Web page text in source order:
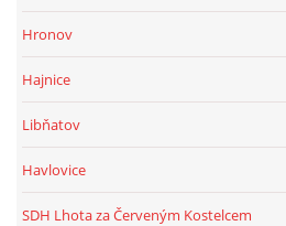
Hronov
Hajnice
Libňatov
Havlovice
SDH Lhota za Červeným Kostelcem